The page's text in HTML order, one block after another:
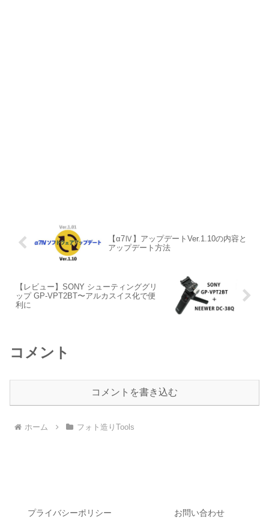
【α7Ⅳ】アップデートVer.1.10の内容と
アップデート方法
【レビュー】SONY シューティンググリ
ップ GP-VPT2BT〜アルカスイス化で便
利に
コメント
コメントを書き込む
ホーム フォト造りTools
プライバシーポリシー お問い合わせ